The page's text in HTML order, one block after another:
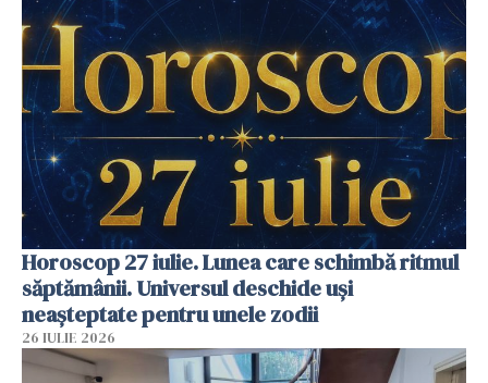
Horoscop 27 iulie. Lunea care schimbă ritmul
săptămânii. Universul deschide uși
neașteptate pentru unele zodii
26 IULIE 2026